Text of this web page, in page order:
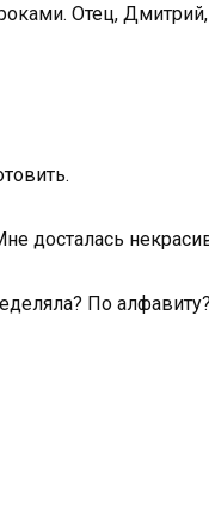
Отец, Дмитрий,
досталась
По алфавиту?